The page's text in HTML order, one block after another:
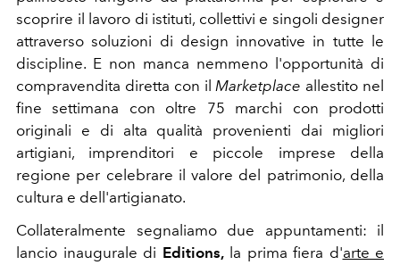
scoprire il lavoro di istituti, collettivi e singoli designer
attraverso soluzioni di design innovative in tutte le
discipline. E non manca nemmeno l'opportunità di
compravendita diretta con ilMarketplace allestito nel
fine settimana con oltre 75 marchi con prodotti
originali e di alta qualità provenienti dai migliori
artigiani, imprenditori e piccole imprese della
regione per celebrare il valore del patrimonio, della
cultura e dell'artigianato.
Collateralmente segnaliamo due appuntamenti: il
lancio inaugurale di Editions,la prima fiera d'arte e